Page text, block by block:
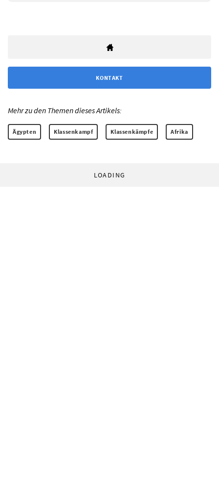
KONTAKT
Mehr zu den Themen dieses Artikels:
Ägypten Klassenkampf Klassenkämpfe Afrika
LOADING